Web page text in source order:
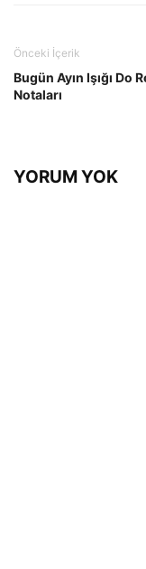
Önceki İçerik
Bugün Ayın Işığı Do
Notaları
YORUM YOK